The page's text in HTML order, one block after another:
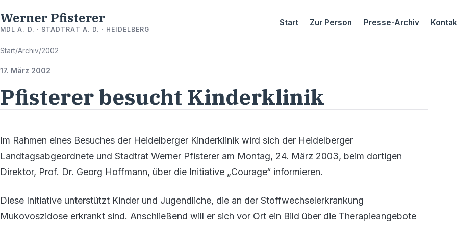
Werner Pfisterer
MDL A. D. · STADTRAT A. D. · HEIDELBERG
Start Zur Person Presse-Archiv
Start/Archiv/2002
17. März 2002
Pfisterer besucht Kinderklinik
Im Rahmen eines Besuches der Heidelberger Kinderklinik wird sich der Heidelberger
Landtagsabgeordnete und Stadtrat Werner Pfisterer am Montag, 24. März 2003, beim dortigen
Direktor, Prof. Dr. Georg Hoffmann, über die Initiative „Courage“ informieren.
Diese Initiative unterstützt Kinder und Jugendliche, die an der Stoffwechselerkrankung
Mukovoszidose erkrankt sind. Anschließend will er sich vor Ort ein Bild über die Therapieangebote